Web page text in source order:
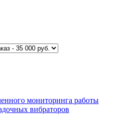
мониторинга работы
вибраторов